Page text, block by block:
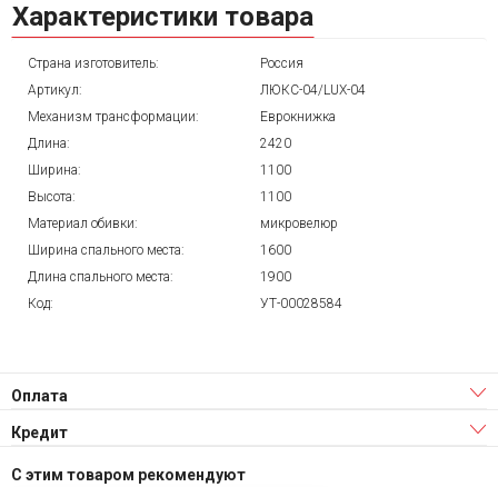
Характеристики товара
Страна изготовитель:
Россия
Артикул:
ЛЮКС-04/LUX-04
Механизм трансформации:
Еврокнижка
Длина:
2420
Ширина:
1100
Высота:
1100
Материал обивки:
микровелюр
Ширина спального места:
1600
Длина спального места:
1900
Код:
УТ-00028584
Оплата
Кредит
С этим товаром рекомендуют